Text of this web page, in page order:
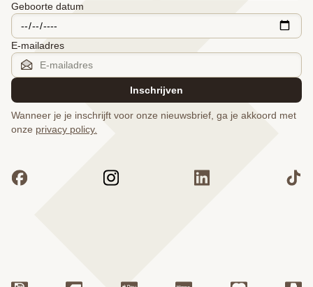
Geboorte datum
E-mailadres
Inschrijven
Wanneer je je inschrijft voor onze nieuwsbrief, ga je akkoord met
onze privacy policy.